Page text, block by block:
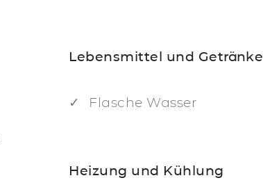
Lebensmittel und Getränke
Flasche Wasser
Heizung und Kühlung